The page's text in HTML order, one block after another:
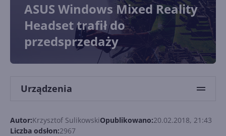
ASUS Windows Mixed Reality
Headset trafił do
przedsprzedaży
Urządzenia
Autor:Krzysztof SulikowskiOpublikowano:20.02.2018, 21:43
Liczba odsłon:2967